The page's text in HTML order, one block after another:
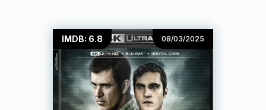
IMDB: 6.8 08/03/2025